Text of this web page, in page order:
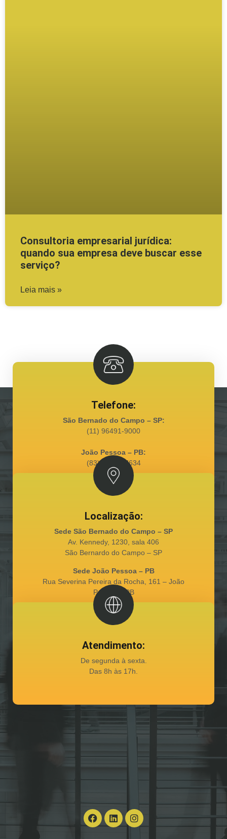
Consultoria empresarial jurídica:
quando sua empresa deve buscar esse
serviço?
Leia mais »
Telefone:
São Bernado do Campo – SP:
(11) 96491-9000
João Pessoa – PB:
(83) 98128-7634
Localização:
Sede São Bernado do Campo – SP
Av. Kennedy, 1230, sala 406
São Bernardo do Campo – SP
Sede João Pessoa – PB
Rua Severina Pereira da Rocha, 161 – João
Pessoa – PB
Atendimento:
De segunda à sexta.
Das 8h às 17h.